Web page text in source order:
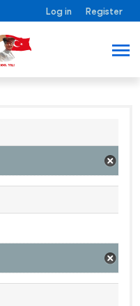
Log in Register